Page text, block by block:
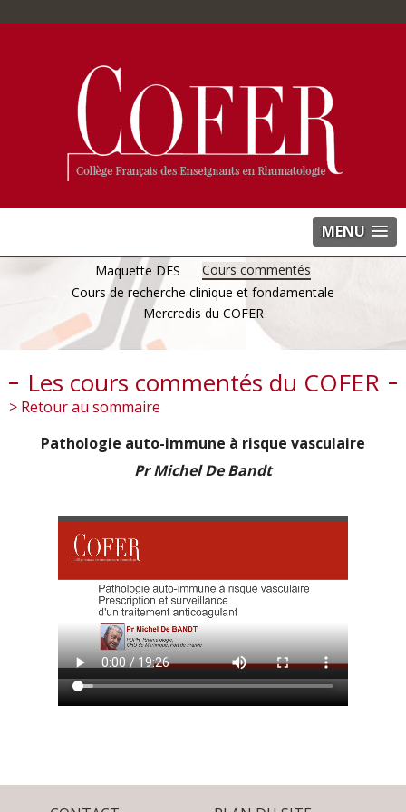
MENU
Maquette DES
Cours commentés
Cours de recherche clinique et fondamentale
Mercredis du COFER
Les cours commentés du COFER
> Retour au sommaire
Pathologie auto-immune à risque vasculaire
Pr Michel De Bandt